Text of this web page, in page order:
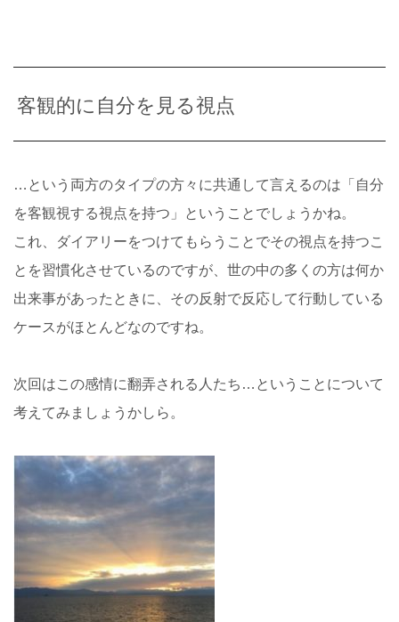
客観的に自分を見る視点
…という両方のタイプの方々に共通して言えるのは「自分
を客観視する視点を持つ」ということでしょうかね。
これ、ダイアリーをつけてもらうことでその視点を持つこ
とを習慣化させているのですが、世の中の多くの方は何か
出来事があったときに、その反射で反応して行動している
ケースがほとんどなのですね。
次回はこの感情に翻弄される人たち…ということについて
考えてみましょうかしら。